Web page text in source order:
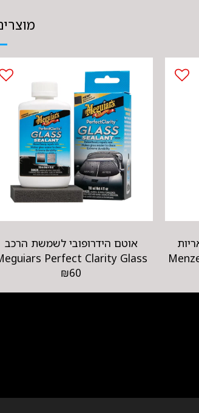
אוטם הידרופובי לשמשת הרכב
Perfect Clarity Glass
₪60